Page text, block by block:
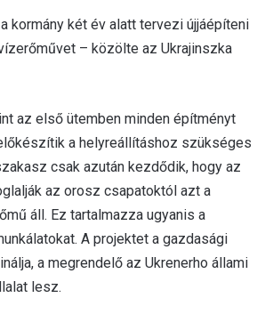
kormány két év alatt tervezi újjáépíteni
– közölte az Ukrajinszka
az első ütemben minden építményt
a helyreállításhoz szükséges
csak azután kezdődik, hogy az
az orosz csapatoktól azt a
áll. Ez tartalmazza ugyanis a
A projektet a gazdasági
a megrendelő az Ukrenerho állami
lesz.